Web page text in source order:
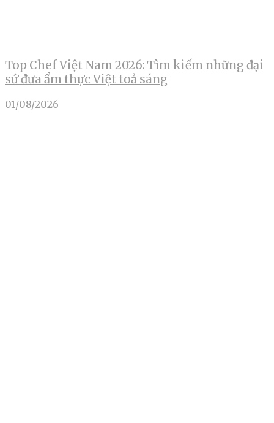
Top Chef Việt Nam 2026: Tìm kiếm những đại
sứ đưa ẩm thực Việt toả sáng
01/08/2026